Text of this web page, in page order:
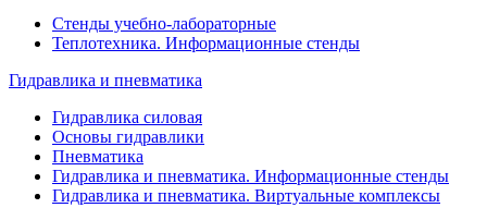
Стенды учебно-лабораторные
Теплотехника. Информационные стенды
Гидравлика и пневматика
Гидравлика силовая
Основы гидравлики
Пневматика
Гидравлика и пневматика. Информационные стенды
Гидравлика и пневматика. Виртуальные комплексы